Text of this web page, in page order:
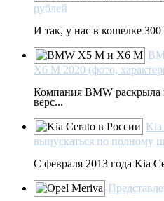
рублей
И так, у нас в кошелке
Х6 М 2020 (фото,
Компания BMW
верс...
Kia
выпускаться по полному
С февраля 2013 года Kia